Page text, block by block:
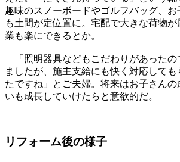
趣味のスノーボードやゴルフバッグ、
も土間が定位置に。宅配で大きな荷物
業も楽にできるとか。
「照明器具などもこだわりがあったの
ましたが、施主支給にも快く対応して
たですね」とご夫婦。将来はお子さんの
いも成長していけたらと意欲的だ。
リフォーム後の様子